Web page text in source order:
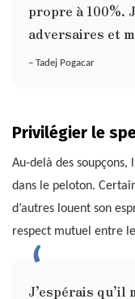
propre à 100%.
adversaires et
– Tadej Pogacar
Privilégier le
Au-delà des soupçons,
dans le peloton.
d’autres louent son
respect mutuel entre
J’espérais